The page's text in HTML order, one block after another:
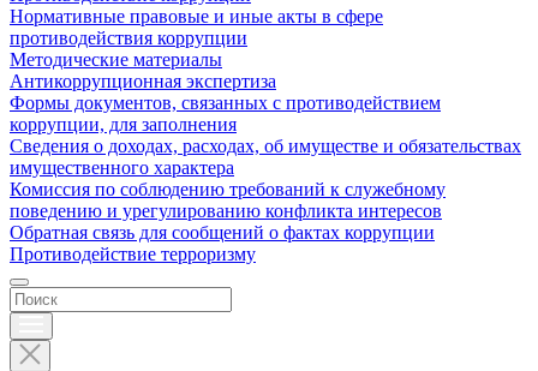
Нормативные правовые и иные акты в сфере
противодействия коррупции
Методические материалы
Антикоррупционная экспертиза
Формы документов, связанных с противодействием
коррупции, для заполнения
Сведения о доходах, расходах, об имуществе и обязательствах
имущественного характера
Комиссия по соблюдению требований к служебному
поведению и урегулированию конфликта интересов
Обратная связь для сообщений о фактах коррупции
Противодействие терроризму